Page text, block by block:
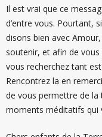
Il est vrai que ce
d’entre vous. Pourtant,
disons bien avec
soutenir, et afin de
vous recherchez tant
Rencontrez la en
de vous permettre de la
moments méditatifs qui